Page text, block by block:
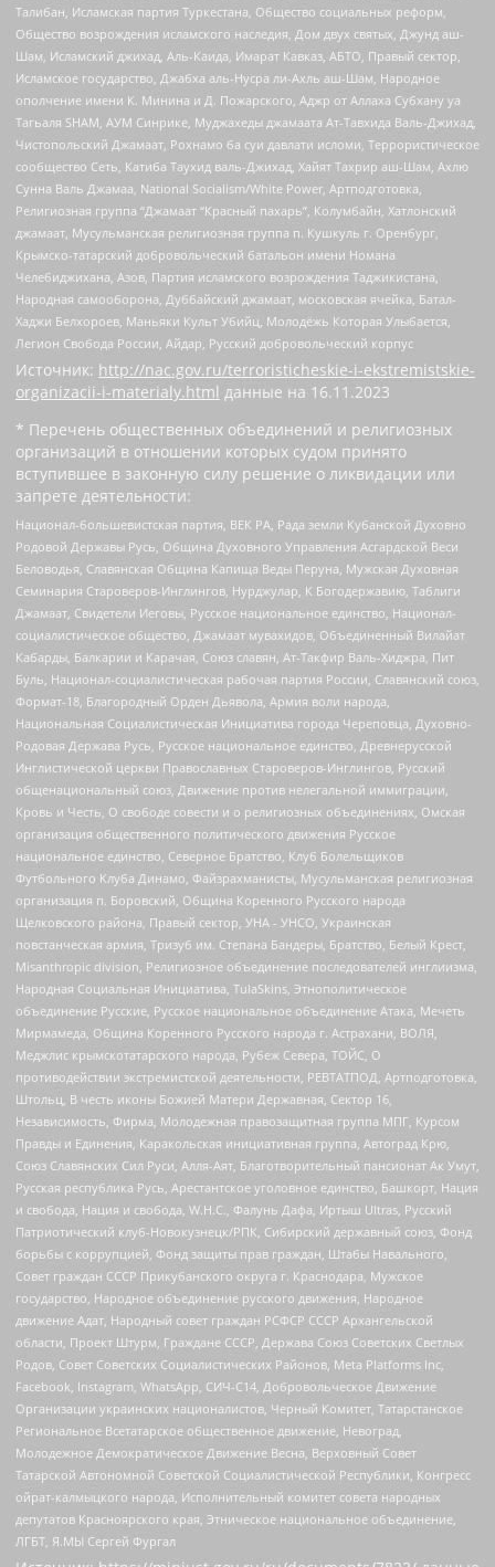
Талибан, Исламская партия Туркестана, Общество социальных реформ,
Общество возрождения исламского наследия, Дом двух святых, Джунд аш-
Шам, Исламский джихад, Аль-Каида, Имарат Кавказ, АБТО, Правый сектор,
Исламское государство, Джабха аль-Нусра ли-Ахль аш-Шам, Народное
ополчение имени К. Минина и Д. Пожарского, Аджр от Аллаха Субхану уа
Тагьаля SHAM, АУМ Синрике, Муджахеды джамаата Ат-Тавхида Валь-Джихад,
Чистопольский Джамаат, Рохнамо ба суи давлати исломи, Террористическое
сообщество Сеть, Катиба Таухид валь-Джихад, Хайят Тахрир аш-Шам, Ахлю
Сунна Валь Джамаа, National Socialism/White Power, Артподготовка,
Религиозная группа “Джамаат “Красный пахарь”, Колумбайн, Хатлонский
джамаат, Мусульманская религиозная группа п. Кушкуль г. Оренбург,
Крымско-татарский добровольческий батальон имени Номана
Челебиджихана, Азов, Партия исламского возрождения Таджикистана,
Народная самооборона, Дуббайский джамаат, московская ячейка, Батал-
Хаджи Белхороев, Маньяки Культ Убийц, Молодёжь Которая Улыбается,
Легион Свобода России, Айдар, Русский добровольческий корпус
Источник: http://nac.gov.ru/terroristicheskie-i-ekstremistskie-
organizacii-i-materialy.html данные на 16.11.2023
* Перечень общественных объединений и религиозных
организаций в отношении которых судом принято
вступившее в законную силу решение о ликвидации или
запрете деятельности:
Национал-большевистская партия, ВЕК РА, Рада земли Кубанской Духовно
Родовой Державы Русь, Община Духовного Управления Асгардской Веси
Беловодья, Славянская Община Капища Веды Перуна, Мужская Духовная
Семинария Староверов-Инглингов, Нурджулар, К Богодержавию, Таблиги
Джамаат, Свидетели Иеговы, Русское национальное единство, Национал-
социалистическое общество, Джамаат мувахидов, Объединенный Вилайат
Кабарды, Балкарии и Карачая, Союз славян, Ат-Такфир Валь-Хиджра, Пит
Буль, Национал-социалистическая рабочая партия России, Славянский союз,
Формат-18, Благородный Орден Дьявола, Армия воли народа,
Национальная Социалистическая Инициатива города Череповца, Духовно-
Родовая Держава Русь, Русское национальное единство, Древнерусской
Инглистической церкви Православных Староверов-Инглингов, Русский
общенациональный союз, Движение против нелегальной иммиграции,
Кровь и Честь, О свободе совести и о религиозных объединениях, Омская
организация общественного политического движения Русское
национальное единство, Северное Братство, Клуб Болельщиков
Футбольного Клуба Динамо, Файзрахманисты, Мусульманская религиозная
организация п. Боровский, Община Коренного Русского народа
Щелковского района, Правый сектор, УНА - УНСО, Украинская
повстанческая армия, Тризуб им. Степана Бандеры, Братство, Белый Крест,
Misanthropic division, Религиозное объединение последователей инглиизма,
Народная Социальная Инициатива, TulaSkins, Этнополитическое
объединение Русские, Русское национальное объединение Атака, Мечеть
Мирмамеда, Община Коренного Русского народа г. Астрахани, ВОЛЯ,
Меджлис крымскотатарского народа, Рубеж Севера, ТОЙС, О
противодействии экстремистской деятельности, РЕВТАТПОД, Артподготовка,
Штольц, В честь иконы Божией Матери Державная, Сектор 16,
Независимость, Фирма, Молодежная правозащитная группа МПГ, Курсом
Правды и Единения, Каракольская инициативная группа, Автоград Крю,
Союз Славянских Сил Руси, Алля-Аят, Благотворительный пансионат Ак Умут,
Русская республика Русь, Арестантское уголовное единство, Башкорт, Нация
и свобода, Нация и свобода, W.H.С., Фалунь Дафа, Иртыш Ultras, Русский
Патриотический клуб-Новокузнецк/РПК, Сибирский державный союз, Фонд
борьбы с коррупцией, Фонд защиты прав граждан, Штабы Навального,
Совет граждан СССР Прикубанского округа г. Краснодара, Мужское
государство, Народное объединение русского движения, Народное
движение Адат, Народный совет граждан РСФСР СССР Архангельской
области, Проект Штурм, Граждане СССР, Держава Союз Советских Светлых
Родов, Совет Советских Социалистических Районов, Meta Platforms Inc,
Facebook, Instagram, WhatsApp, СИЧ-С14, Добровольческое Движение
Организации украинских националистов, Черный Комитет, Татарстанское
Региональное Всетатарское общественное движение, Невоград,
Молодежное Демократическое Движение Весна, Верховный Совет
Татарской Автономной Советской Социалистической Республики, Конгресс
ойрат-калмыцкого народа, Исполнительный комитет совета народных
депутатов Красноярского края, Этническое национальное объединение,
ЛГБТ, Я.МЫ Сергей Фургал